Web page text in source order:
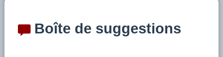
Boîte de suggestions